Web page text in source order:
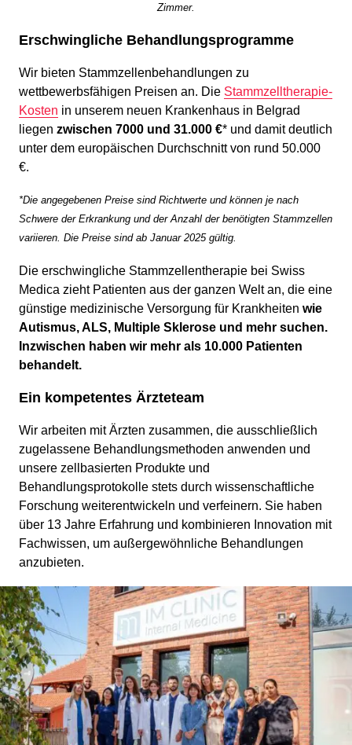
Zimmer.
Erschwingliche Behandlungsprogramme
Wir bieten Stammzellenbehandlungen zu
wettbewerbsfähigen Preisen an. Die Stammzelltherapie-
Kosten in unserem neuen Krankenhaus in Belgrad
liegen zwischen 7000 und 31.000 €* und damit deutlich
unter dem europäischen Durchschnitt von rund 50.000
€.
*Die angegebenen Preise sind Richtwerte und können je nach
Schwere der Erkrankung und der Anzahl der benötigten Stammzellen
variieren. Die Preise sind ab Januar 2025 gültig.
Die erschwingliche Stammzellentherapie bei Swiss
Medica zieht Patienten aus der ganzen Welt an, die eine
günstige medizinische Versorgung für Krankheiten wie
Autismus, ALS, Multiple Sklerose und mehr suchen.
Inzwischen haben wir mehr als 10.000 Patienten
behandelt.
Ein kompetentes Ärzteteam
Wir arbeiten mit Ärzten zusammen, die ausschließlich
zugelassene Behandlungsmethoden anwenden und
unsere zellbasierten Produkte und
Behandlungsprotokolle stets durch wissenschaftliche
Forschung weiterentwickeln und verfeinern. Sie haben
über 13 Jahre Erfahrung und kombinieren Innovation mit
Fachwissen, um außergewöhnliche Behandlungen
anzubieten.